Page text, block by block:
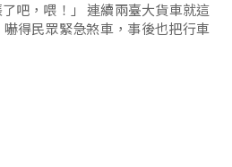
續兩臺大貨車就這
得民眾緊急煞車，事後也把行車